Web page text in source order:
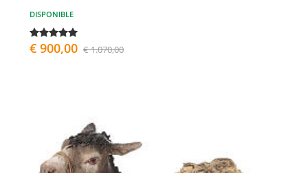
DISPONIBLE
€ 900,00 € 1.070,00